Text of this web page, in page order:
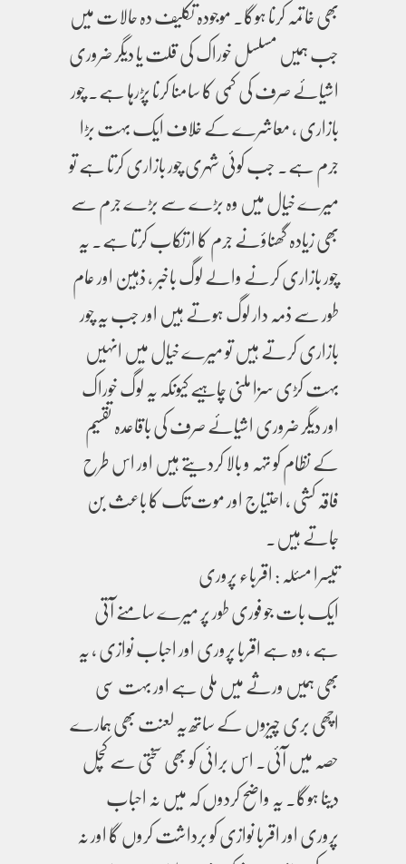
بھی خاتمہ کرنا ہوگا۔ موجودہ تکلیف دہ حالات میں
جب ہمیں مسلسل خوراک کی قلت یا دیگر ضروری
اشیائے صرف کی کمی کا سامنا کرنا پڑرہا ہے۔ چور
بازاری ، معاشرے کے خلاف ایک بہت بڑا
جرم ہے۔ جب کوئی شہری چور بازاری کرتا ہے تو
میرے خیال میں وہ بڑے سے بڑے جرم سے
بھی زیادہ گھناؤنے جرم کا ارتکاب کرتا ہے۔ یہ
چور بازاری کرنے والے لوگ باخبر ، ذہین اور عام
طور سے ذمہ دار لوگ ہوتے ہیں اور جب یہ چور
بازاری کرتے ہیں تو میرے خیال میں انہیں
بہت کڑی سزا ملنی چاہیے کیونکہ یہ لوگ خوراک
اور دیگر ضروری اشیائے صرف کی باقاعدہ تقسیم
کے نظام کو تہہ و بالا کردیتے ہیں اور اس طرح
فاقہ کشی ، احتیاج اور موت تک کا باعث بن
جاتے ہیں۔
تیسرا مسئلہ : اقرباء پروری
ایک بات جو فوری طور پر میرے سامنے آتی
ہے ، وہ ہے اقربا پروری اور احباب نوازی ، یہ
بھی ہمیں ورثے میں ملی ہے اور بہت سی
اچھی بری چیزوں کے ساتھ یہ لعنت بھی ہمارے
حصہ میں آئی۔ اس برائی کو بھی سختی سے کچل
دینا ہوگا۔ یہ واضح کردوں کہ میں نہ احباب
پروری اور اقربا نوازی کو برداشت کروں گا اور نہ